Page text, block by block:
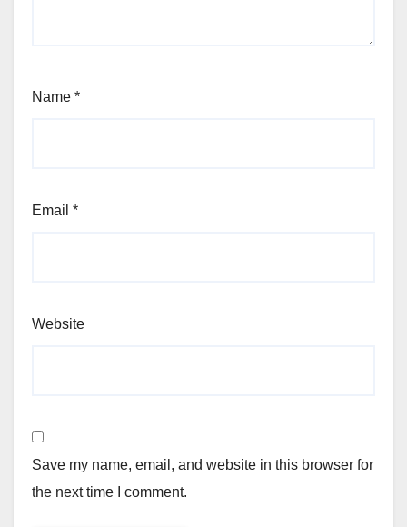
Name *
Email *
Website
Save my name, email, and website in this browser for
the next time I comment.